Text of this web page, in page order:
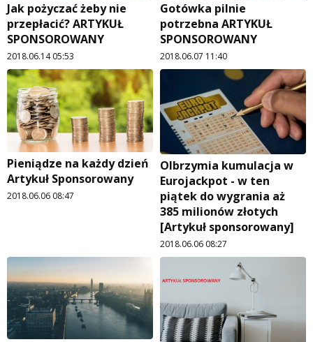
Jak pożyczać żeby nie
przepłacić? ARTYKUŁ
SPONSOROWANY
2018.06.14 05:53
Gotówka pilnie
potrzebna ARTYKUŁ
SPONSOROWANY
2018.06.07 11:40
Pieniądze na każdy dzień
Artykuł Sponsorowany
2018.06.06 08:47
Olbrzymia kumulacja w
Eurojackpot - w ten
piątek do wygrania aż
385 milionów złotych
[Artykuł sponsorowany]
2018.06.06 08:27